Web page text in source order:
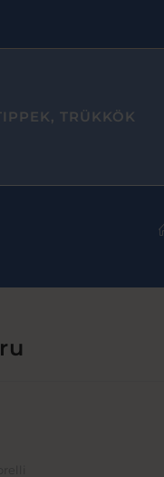
TRÜKKÖK